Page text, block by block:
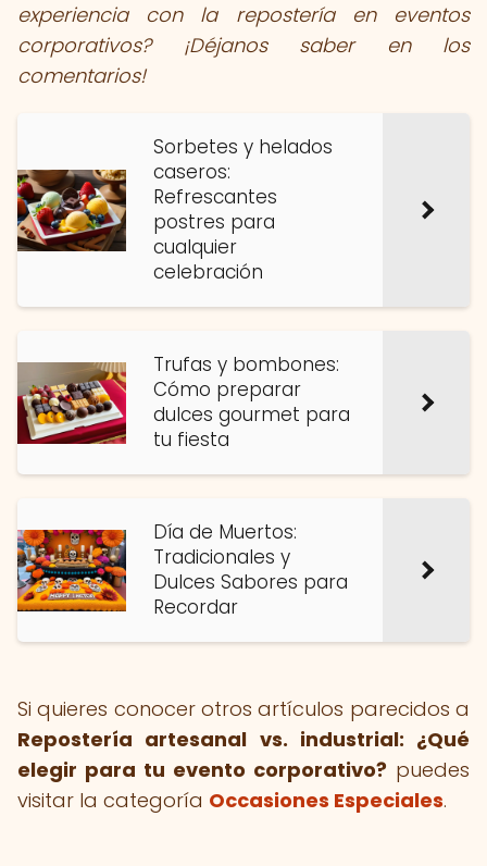
experiencia con la repostería en eventos
corporativos? ¡Déjanos saber en los
comentarios!
Sorbetes y helados
caseros:
Refrescantes
postres para
cualquier
celebración
Trufas y bombones:
Cómo preparar
dulces gourmet para
tu fiesta
Día de Muertos:
Tradicionales y
Dulces Sabores para
Recordar
Si quieres conocer otros artículos parecidos a
Repostería artesanal vs. industrial: ¿Qué
elegir para tu evento corporativo? puedes
visitar la categoría Occasiones Especiales.